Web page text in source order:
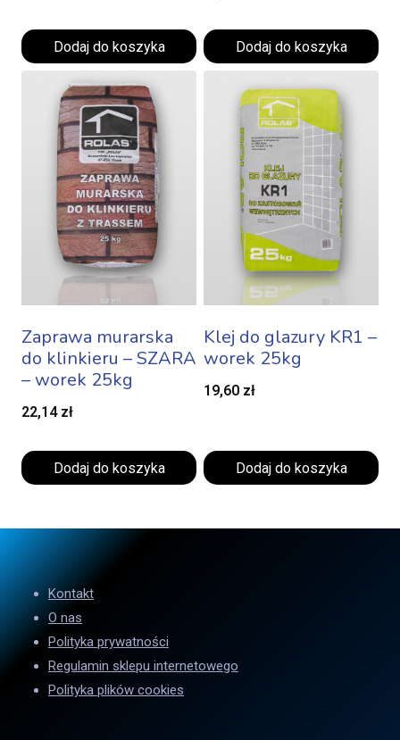
Dodaj do koszyka Dodaj do koszyka
Zaprawa murarska
do klinkieru – SZARA
– worek 25kg
22,14 zł
Dodaj do koszyka
Klej do glazury KR1 –
worek 25kg
19,60 zł
Dodaj do koszyka
Kontakt
O nas
Polityka prywatności
Regulamin sklepu internetowego
Polityka plików cookies